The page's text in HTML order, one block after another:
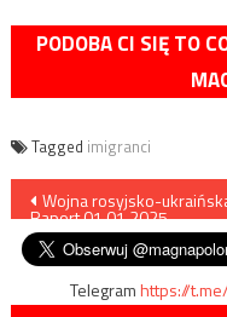
PODOBA CI SIĘ TO
Tagged imigranci
Nawigacja
wpisu
Wojna rosyjsko-
Raport 01.01.2025
Telegramhttps://